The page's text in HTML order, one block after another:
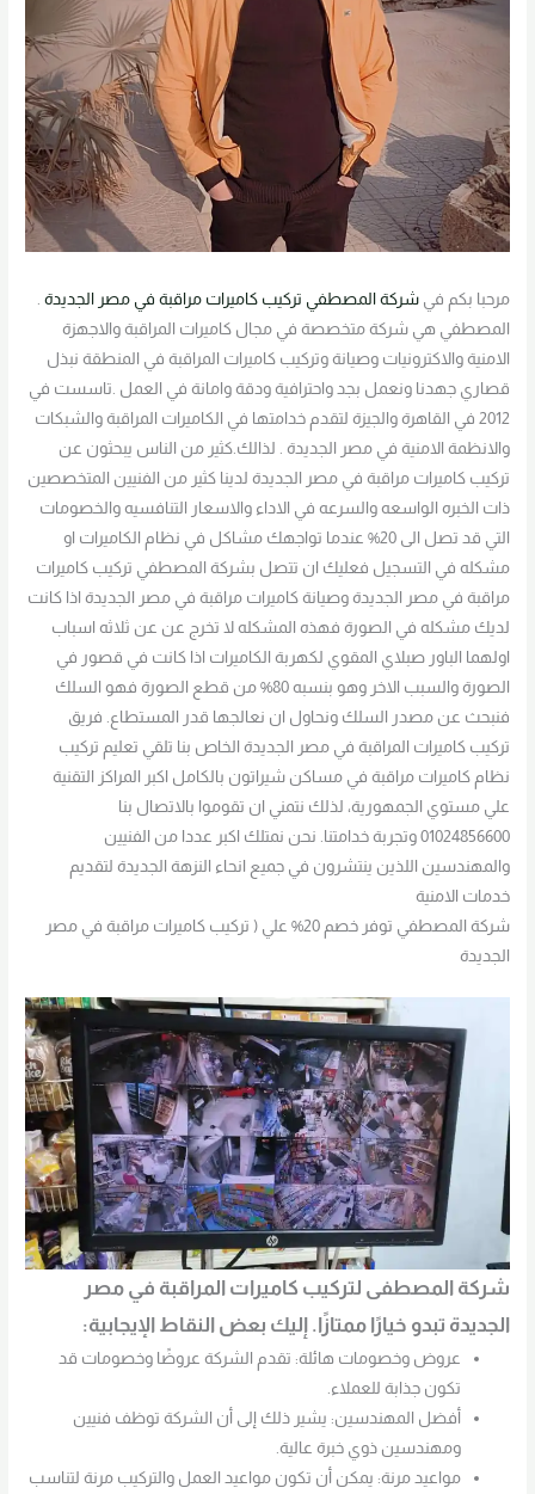
مرحبا بكم فيشركة المصطفي تركيب كاميرات مراقبة في مصر الجديدة .
المصطفي هي شركة متخصصة في مجال كاميرات المراقبة والاجهزة
الامنية والاكترونيات وصيانة وتركيب كاميرات المراقبة في المنطقة نبذل
قصاري جهدنا ونعمل بجد واحترافية ودقة وامانة في العمل .تاسست في
2012 في القاهرة والجيزة لتقدم خدامتها في الكاميرات المراقبة والشبكات
والانظمة الامنية في مصر الجديدة . لذالك.كثير من الناس يبحثون عن
تركيب كاميرات مراقبة في مصر الجديدة لدينا كثير من الفنيين المتخصصين
ذات الخبره الواسعه والسرعه في الاداء والاسعار التنافسيه والخصومات
التي قد تصل الى 20% عندما تواجهك مشاكل في نظام الكاميرات او
مشكله في التسجيل فعليك ان تتصل بشركة المصطفي تركيب كاميرات
مراقبة في مصر الجديدة وصيانة كاميرات مراقبة في مصر الجديدة اذا كانت
لديك مشكله في الصورة فهذه المشكله لا تخرج عن عن ثلاثه اسباب
اولهما الباور صبلاي المقوي لكهربة الكاميرات اذا كانت في قصور في
الصورة والسبب الاخر وهو بنسبه 80% من قطع الصورة فهو السلك
فنبحث عن مصدر السلك ونحاول ان نعالجها قدر المستطاع. فريق
تركيب كاميرات المراقبة في مصر الجديدة الخاص بنا تلقي تعليم تركيب
نظام كاميرات مراقبة في مساكن شيراتون بالكامل اكبر المراكز التقنية
علي مستوي الجمهورية، لذلك نتمني ان تقوموا بالاتصال بنا
01024856600 وتجربة خدامتنا. نحن نمتلك اكبر عددا من الفنيين
والمهندسين اللذين ينتشرون في جميع انحاء النزهة الجديدة لتقديم
خدمات الامنية
شركة المصطفي توفر خصم 20% علي ( تركيب كاميرات مراقبة في مصر
الجديدة
شركة المصطفى لتركيب كاميرات المراقبة في مصر
الجديدة تبدو خيارًا ممتازًا. إليك بعض النقاط الإيجابية:
عروض وخصومات هائلة: تقدم الشركة عروضًا وخصومات قد
تكون جذابة للعملاء.
أفضل المهندسين: يشير ذلك إلى أن الشركة توظف فنيين
ومهندسين ذوي خبرة عالية.
مواعيد مرنة: يمكن أن تكون مواعيد العمل والتركيب مرنة لتناسب